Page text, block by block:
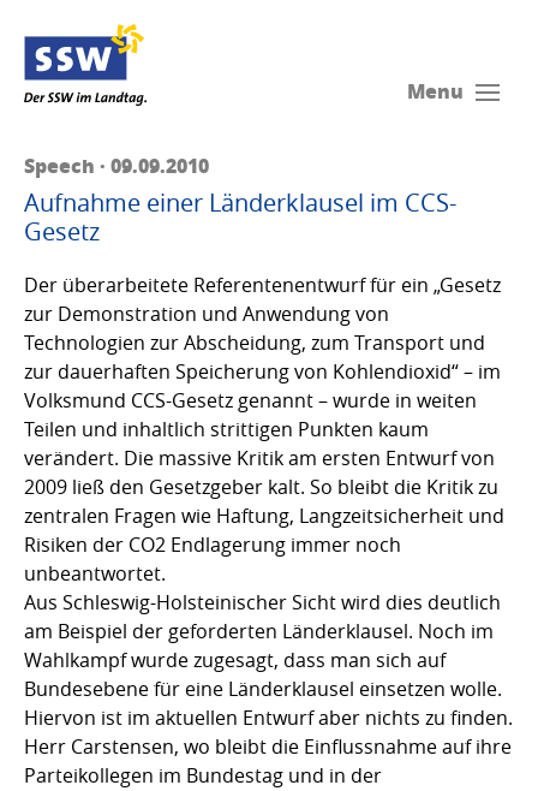
Menu
Speech · 09.09.2010
Aufnahme einer Länderklausel im CCS-
Gesetz
Der überarbeitete Referentenentwurf für ein „Gesetz
zur Demonstration und Anwendung von
Technologien zur Abscheidung, zum Transport und
zur dauerhaften Speicherung von Kohlendioxid“ – im
Volksmund CCS-Gesetz genannt – wurde in weiten
Teilen und inhaltlich strittigen Punkten kaum
verändert. Die massive Kritik am ersten Entwurf von
2009 ließ den Gesetzgeber kalt. So bleibt die Kritik zu
zentralen Fragen wie Haftung, Langzeitsicherheit und
Risiken der CO2 Endlagerung immer noch
unbeantwortet.
Aus Schleswig-Holsteinischer Sicht wird dies deutlich
am Beispiel der geforderten Länderklausel. Noch im
Wahlkampf wurde zugesagt, dass man sich auf
Bundesebene für eine Länderklausel einsetzen wolle.
Hiervon ist im aktuellen Entwurf aber nichts zu finden.
Herr Carstensen, wo bleibt die Einflussnahme auf ihre
Parteikollegen im Bundestag und in der